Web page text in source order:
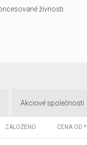
živnosti
Akciové společnosti
ZALOŽENO CENA OD *